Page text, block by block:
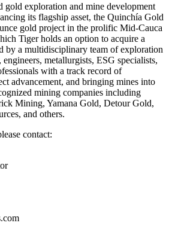
gold exploration and mine development
its flagship asset, the Quinchía Gold
gold project in the prolific Mid-Cauca
Tiger holds an option to acquire a
by a multidisciplinary team of exploration
metallurgists, ESG specialists,
with a track record of
advancement, and bringing mines into
mining companies including
Mining, Yamana Gold, Detour Gold,
and others.
contact: